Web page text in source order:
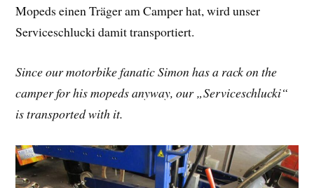
Mopeds einen Träger am Camper hat, wird unser
Serviceschlucki damit transportiert.
Since our motorbike fanatic Simon has a rack on the
camper for his mopeds anyway, our „Serviceschlucki“
is transported with it.